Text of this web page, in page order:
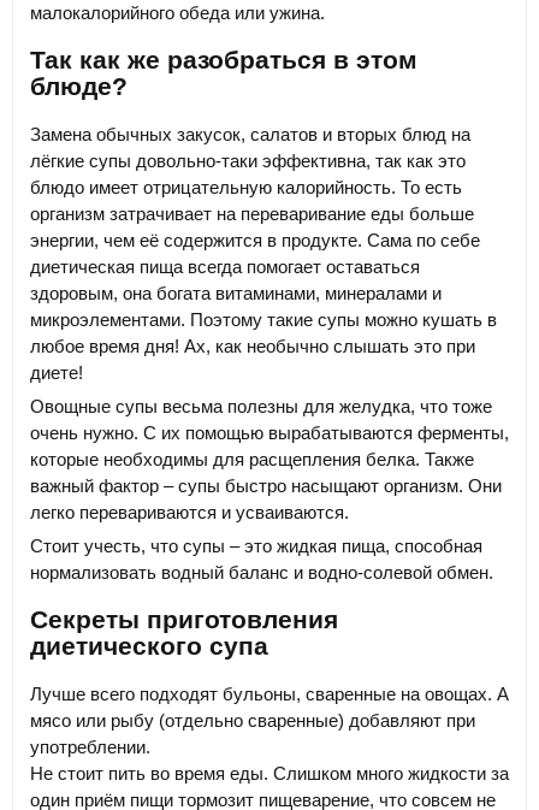
малокалорийного обеда или ужина.
Так как же разобраться в этом
блюде?
Замена обычных закусок, салатов и вторых блюд на
лёгкие супы довольно-таки эффективна, так как это
блюдо имеет отрицательную калорийность. То есть
организм затрачивает на переваривание еды больше
энергии, чем её содержится в продукте. Сама по себе
диетическая пища всегда помогает оставаться
здоровым, она богата витаминами, минералами и
микроэлементами. Поэтому такие супы можно кушать в
любое время дня! Ах, как необычно слышать это при
диете!
Овощные супы весьма полезны для желудка, что тоже
очень нужно. С их помощью вырабатываются ферменты,
которые необходимы для расщепления белка. Также
важный фактор – супы быстро насыщают организм. Они
легко перевариваются и усваиваются.
Стоит учесть, что супы – это жидкая пища, способная
нормализовать водный баланс и водно-солевой обмен.
Секреты приготовления
диетического супа
Лучше всего подходят бульоны, сваренные на овощах. А
мясо или рыбу (отдельно сваренные) добавляют при
употреблении.
Не стоит пить во время еды. Слишком много жидкости за
один приём пищи тормозит пищеварение, что совсем не